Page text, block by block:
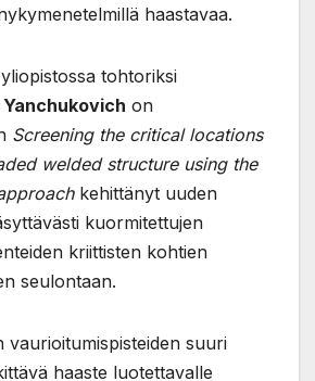
haastavaa.
tohtoriksi
on
Screening the critical locations
welded structure using the
kehittänyt uuden
kuormitettujen
kriittisten kohtien
seulontaan.
vaurioitumispisteiden suuri
haaste luotettavalle